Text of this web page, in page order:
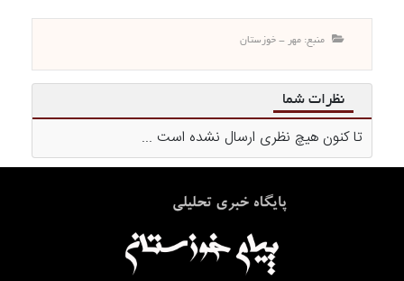
منبع: مهر - خوزستان
نظرات شما
تا کنون هیچ نظری ارسال نشده است ...